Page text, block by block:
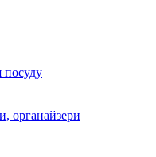
посуду
органайзери